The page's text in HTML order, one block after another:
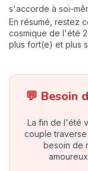
s'accorde à soi-
En résumé, restez
cosmique de l'été
plus fort(e) et plus
💬 Besoin
La fin de l'été
couple
besoin de